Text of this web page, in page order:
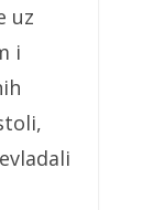
uz
i